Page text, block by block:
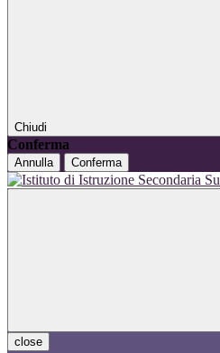
Chiudi
Conferma
Annulla Conferma
close